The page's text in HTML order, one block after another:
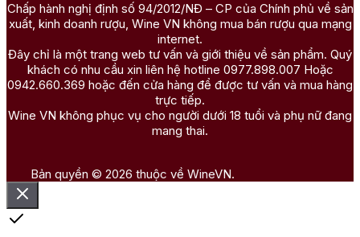
Chấp hành nghị định số 94/2012/NĐ – CP của Chính phủ về sản
xuất, kinh doanh rượu, Wine VN không mua bán rượu qua mạng
internet.
Đây chỉ là một trang web tư vấn và giới thiệu về sản phẩm. Quý
khách có nhu cầu xin liên hệ hotline 0977.898.007 Hoặc
0942.660.369 hoặc đến cửa hàng để được tư vấn và mua hàng
trực tiếp.
Wine VN không phục vụ cho người dưới 18 tuổi và phụ nữ đang
mang thai.
Bản quyền © 2026 thuộc về WineVN.